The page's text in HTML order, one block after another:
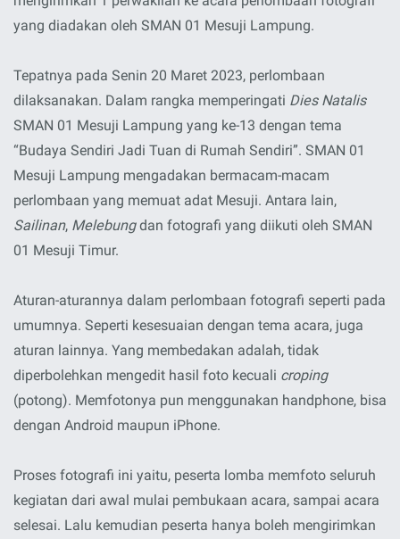
yang diadakan oleh SMAN 01 Mesuji Lampung.
Tepatnya pada Senin 20 Maret 2023, perlombaan
dilaksanakan. Dalam rangka memperingati Dies Natalis
SMAN 01 Mesuji Lampung yang ke-13 dengan tema
“Budaya Sendiri Jadi Tuan di Rumah Sendiri”. SMAN 01
Mesuji Lampung mengadakan bermacam-macam
perlombaan yang memuat adat Mesuji. Antara lain,
Sailinan, Melebungdan fotografi yang diikuti oleh SMAN
01 Mesuji Timur.
Aturan-aturannya dalam perlombaan fotografi seperti pada
umumnya. Seperti kesesuaian dengan tema acara, juga
aturan lainnya. Yang membedakan adalah, tidak
diperbolehkan mengedit hasil foto kecuali croping
(potong). Memfotonya pun menggunakan handphone, bisa
dengan Android maupun iPhone.
Proses fotografi ini yaitu, peserta lomba memfoto seluruh
kegiatan dari awal mulai pembukaan acara, sampai acara
selesai. Lalu kemudian peserta hanya boleh mengirimkan